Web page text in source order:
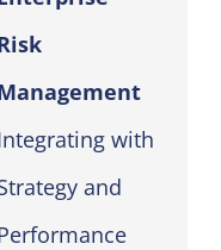
with
and